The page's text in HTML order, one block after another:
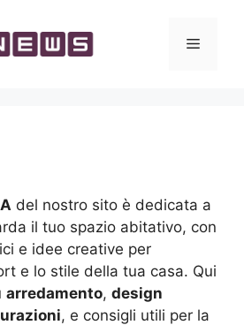
Menu
del nostro sito è dedicata a
il tuo spazio abitativo, con
e idee creative per
e lo stile della tua casa. Qui
arredamento, design
, e consigli utili per la